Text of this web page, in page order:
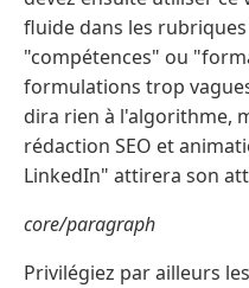
fluide dans les
"compétences" ou
formulations trop
dira rien à l'algorithme,
rédaction SEO et
LinkedIn" attirera son
core/paragraph
Privilégiez par ailleurs